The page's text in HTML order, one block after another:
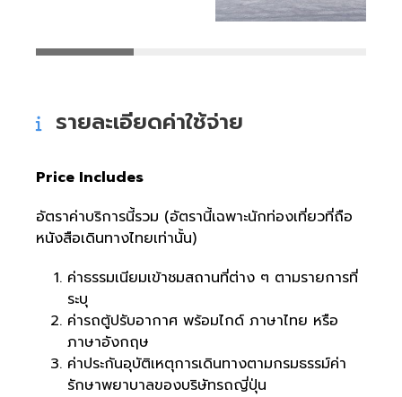
รายละเอียดค่าใช้จ่าย
Price Includes
อัตราค่าบริการนี้รวม (อัตรานี้เฉพาะนักท่องเที่ยวที่ถือ
หนังสือเดินทางไทยเท่านั้น)
ค่าธรรมเนียมเข้าชมสถานที่ต่าง ๆ ตามรายการที่
ระบุ
ค่ารถตู้ปรับอากาศ พร้อมไกด์ ภาษาไทย หรือ
ภาษาอังกฤษ
ค่าประกันอุบัติเหตุการเดินทางตามกรมธรรม์ค่า
รักษาพยาบาลของบริษัทรถญี่ปุ่น